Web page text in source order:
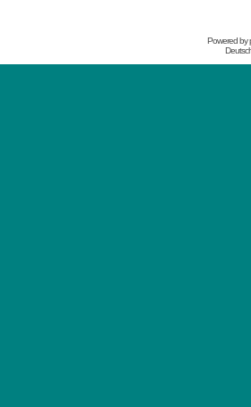
Powered by